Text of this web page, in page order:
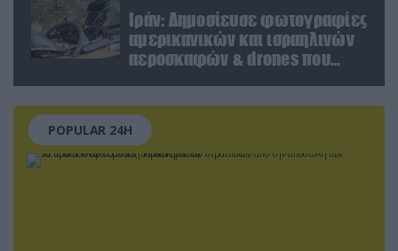
Ιράν: Δημοσίευσε φωτογραφίες
αμερικανικών και ισραηλινών
αεροσκαφών & drones που
POPULAR 24H